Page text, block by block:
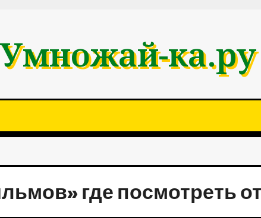
Умножай-ка.ру
где посмотреть